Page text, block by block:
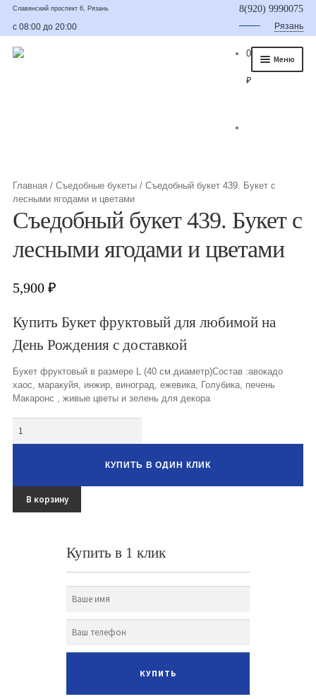
Славянский проспект 6, Рязань
с 08:00 до 20:00
8(920) 9990075
Рязань
Меню
Букет для мужчины
Букеты из сухофруктов и орехов
Букеты из клубники и ягод
Овощные букеты
Детские букеты
Съедобные Корзины
Букеты из раков и рыбы
0
₽
Главная /Съедобные букеты /Съедобный букет 439. Букет с
лесными ягодами и цветами
Съедобный букет 439. Букет с
лесными ягодами и цветами
5,900₽
Купить Букет фруктовый для любимой на
День Рождения с доставкой
Букет фруктовый в размере L (40 см.диаметр)Состав :авокадо
хаос, маракуйя, инжир, виноград, ежевика, Голубика, печень
Макаронс , живые цветы и зелень для декора
КУПИТЬ В ОДИН КЛИК
В корзину
Купить в 1 клик